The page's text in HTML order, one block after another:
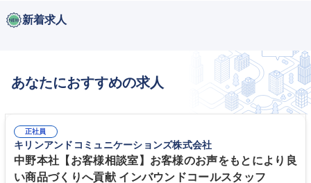
新着求人
あなたにおすすめの求人
正社員
キリンアンドコミュニケーションズ株式会社
中野本社【お客様相談室】お客様のお声をもとにより良
い商品づくりへ貢献 インバウンドコールスタッフ